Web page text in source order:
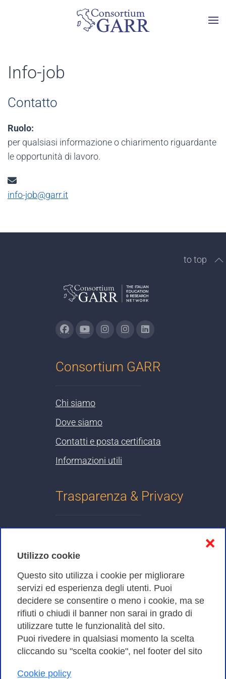
Utilizzo cookie
Questo sito utilizza i cookie per migliorare
servizi ed esperienza degli utenti. Puoi
decidere se consentire o meno i cookie, ma se
rifiuti o chiudi il banner non sarai in grado di
utilizzare tutte le funzionalità del sito.
Puoi rivedere in qualsiasi momento la scelta
cliccando su "scelta cookie", nel footer del sito
Cookie policy
❌
Skip to main content
Info-job
Contatto
Ruolo:
per qualsiasi informazione o chiarimento riguardante
le opportunità di lavoro.
Email:
info-job@garr.it
to top
Consortium GARR
Chi siamo
Dove siamo
Contatti e posta certificata
Informazioni utili
Trasparenza & Privacy
Cookies Policy
Amministrazione trasparente
Bandi di Gara
Consortium GARR - Via dei Tizii, 6 - 00185 Roma | Tel.
| CF 97284570583 – PI 07577141000 | Codice